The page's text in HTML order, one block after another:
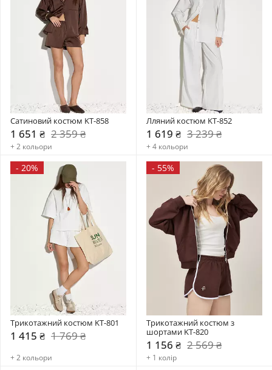
Сатиновий костюм KT-858
1 651 ₴ 2 359 ₴
+ 2 кольори
Лляний костюм KT-852
1 619 ₴ 3 239 ₴
+ 4 кольори
- 20%
Трикотажний костюм KT-801
1 415 ₴ 1 769 ₴
+ 2 кольори
- 55%
Трикотажний костюм з
шортами KT-820
1 156 ₴ 2 569 ₴
+ 1 колір